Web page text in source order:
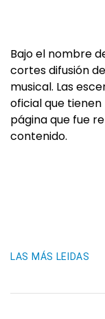
Bajo el nombre
cortes difusión
musical. Las
oficial que
página que fue
contenido.
LAS MÁS LEIDAS